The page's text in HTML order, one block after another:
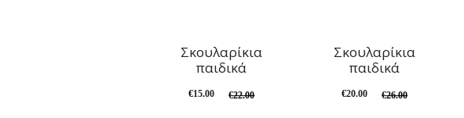
Σκουλαρίκια
παιδικά
€22.00
€15.00
Σκουλαρίκια
παιδικά
€26.00
€20.00